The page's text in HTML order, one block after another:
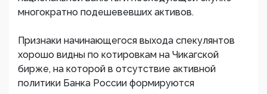
многократно подешевевших активов.
Признаки начинающегося выхода спекулянтов
хорошо видны по котировкам на Чикагской
бирже, на которой в отсутствие активной
политики Банка России формируются